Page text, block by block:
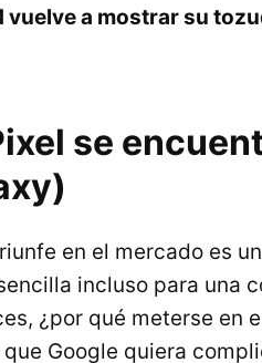
vuelve a mostrar su
se
en el mercado es
incluso para una
¿por qué meterse en
Google quiera